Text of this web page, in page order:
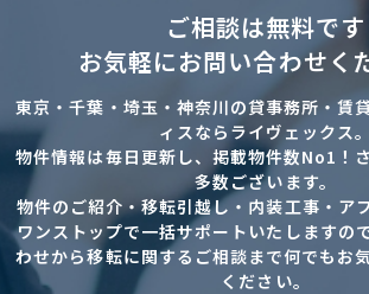
ご相談は無料です
お気軽にお問い合わせく
東京・千葉・埼玉・神奈川の貸事務所・賃
ィスならライヴェックス。
物件情報は毎日更新し、掲載物件数No1！
多数ございます。
物件のご紹介・移転引越し・内装工事・ア
ワンストップで一括サポートいたしますの
わせから移転に関するご相談まで何でもお
ください。